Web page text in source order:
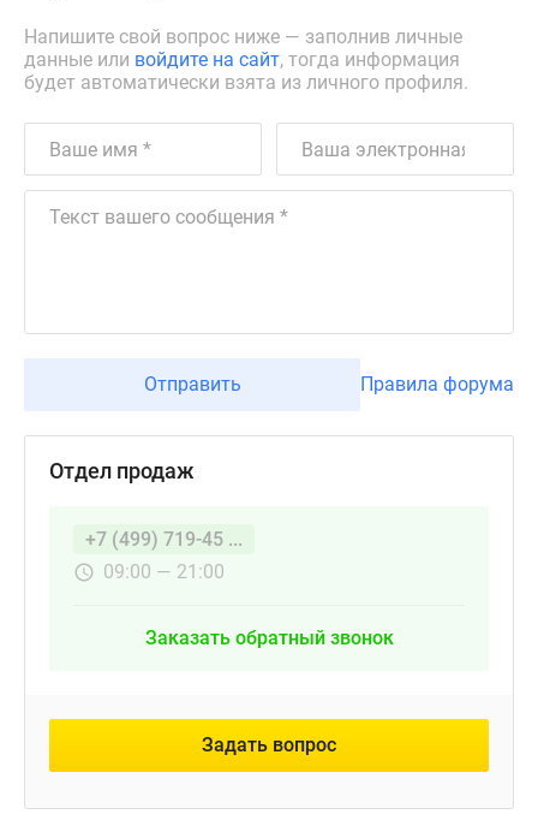
Напишите свой вопрос ниже — заполнив личные
данные или войдите на сайт, тогда информация
будет автоматически взята из личного профиля.
Отправить Правила форума
Отдел продаж
+7 (499) 719-45 ...
09:00 — 21:00
Заказать обратный звонок
Задать вопрос